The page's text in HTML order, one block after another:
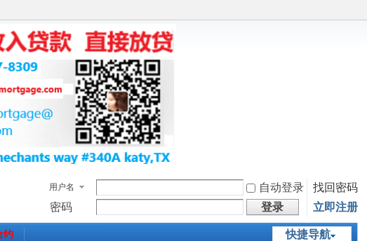
用户名 自动登录
找回密码
密码
登录 立即注册
快捷导航
约